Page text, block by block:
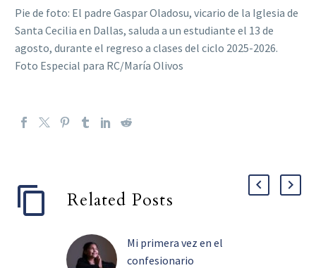
Pie de foto: El padre Gaspar Oladosu, vicario de la Iglesia de
Santa Cecilia en Dallas, saluda a un estudiante el 13 de
agosto, durante el regreso a clases del ciclo 2025-2026.
Foto Especial para RC/María Olivos
Related Posts
Mi primera vez en el
confesionario